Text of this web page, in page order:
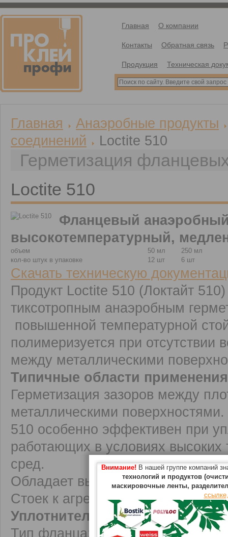
Главная О компании
Контакты Обратная связь
Продукция Техническая
Главная
Анаэробные продукты
соединений
Loctite 510
Герметизация
Loctite 510
Фланцевый
высокотемпературный,
объем 50 мл
250 мл
кол-во штук в упаковке
12 шт 6 шт
Скачать техническую
Продукт Loctite 510 (Локтайт
тиксотропным анаэробным
повышенной температурной
полимеризуется при отсутствии
между металлическими
Типичные области
Герметизация зазоров между
металлическими
510 особенно эффективен при
работающих в условиях высоких
сред.
Обладает высокой
Стоек к агрессивной среде
Уплотнитель фланцев Locttie
Тип фланца:жесткий
Внимание! В нашей группе компаний
технологий и продуктов
маскировочные ленты,